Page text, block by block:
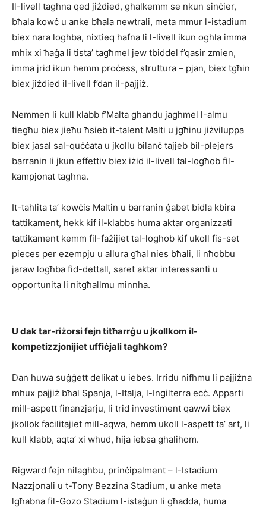
Il-livell tagħna qed jiżdied, għalkemm se nkun sinċier,
bħala kowċ u anke bħala newtrali, meta mmur l-istadium
biex nara logħba, nixtieq ħafna li l-livell ikun ogħla imma
mhix xi ħaġa li tista’ tagħmel jew tbiddel f’qasir zmien,
imma jrid ikun hemm proċess, struttura – pjan, biex tgħin
biex jiżdied il-livell f’dan il-pajjiż.
Nemmen li kull klabb f’Malta għandu jagħmel l-almu
tiegħu biex jieħu ħsieb it-talent Malti u jgħinu jiżviluppa
biex jasal sal-quċċata u jkollu bilanċ tajjeb bil-plejers
barranin li jkun effettiv biex iżid il-livell tal-logħob fil-
kampjonat tagħna.
It-taħlita ta’ kowċis Maltin u barranin ġabet bidla kbira
tattikament, hekk kif il-klabbs huma aktar organizzati
tattikament kemm fil-fażijiet tal-logħob kif ukoll fis-set
pieces per ezempju u allura għal nies bħali, li nħobbu
jaraw logħba fid-dettall, saret aktar interessanti u
opportunita li nitgħallmu minnha.
U dak tar-riżorsi fejn titħarrġu u jkollkom il-
kompetizzjonijiet uffiċjali tagħkom?
Dan huwa suġġett delikat u iebes. Irridu nifhmu li pajjiżna
mhux pajjiż bħal Spanja, l-Italja, l-Ingilterra eċċ. Apparti
mill-aspett finanzjarju, li trid investiment qawwi biex
jkollok faċilitajiet mill-aqwa, hemm ukoll l-aspett ta’ art, li
kull klabb, aqta’ xi wħud, hija iebsa għalihom.
Rigward fejn nilagħbu, prinċipalment – l-Istadium
Nazzjonali u t-Tony Bezzina Stadium, u anke meta
lgħabna fil-Gozo Stadium l-istaġun li għadda, huma